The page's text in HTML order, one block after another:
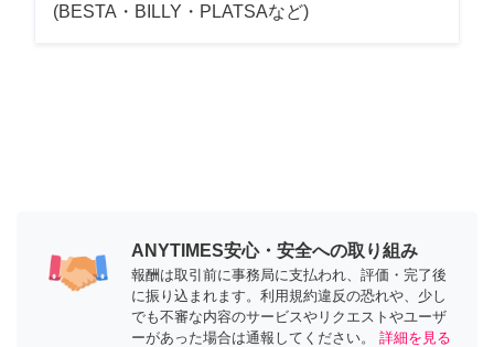
(BESTA・BILLY・PLATSAなど)
ANYTIMES安心・安全への取り組み
報酬は取引前に事務局に支払われ、評価・完了後
に振り込まれます。利用規約違反の恐れや、少し
でも不審な内容のサービスやリクエストやユーザ
ーがあった場合は通報してください。
詳細を見る